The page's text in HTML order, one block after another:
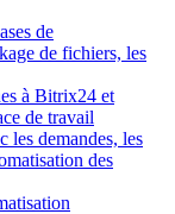
de
de fichiers, les
à Bitrix24 et
de travail
les demandes, les
des